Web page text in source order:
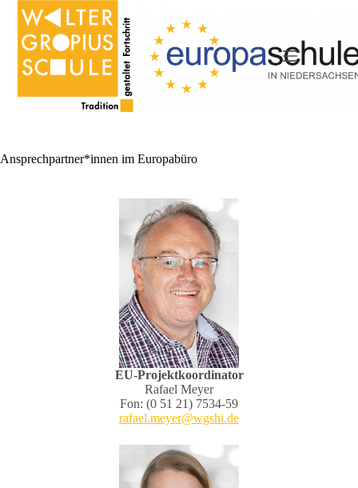
Zum
Inhalt
springen
Ansprechpartner*innen im Europabüro
EU-Projektkoordinator
Rafael Meyer
Fon: (0 51 21) 7534-59
rafael.meyer@wgshi.de